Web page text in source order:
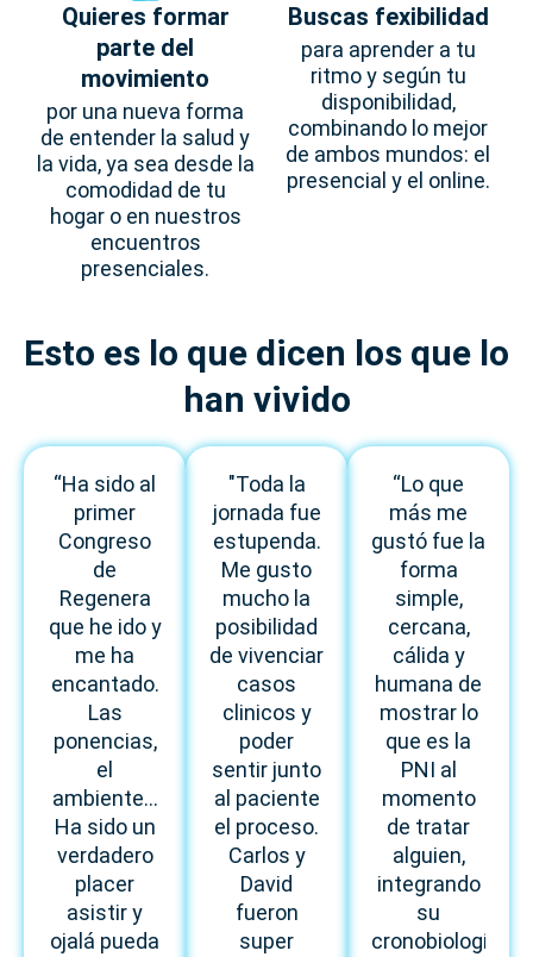
Quieres formar
parte del
movimiento
por una nueva forma
de entender la salud y
la vida, ya sea desde la
comodidad de tu
hogar o en nuestros
encuentros
presenciales.
Buscas fexibilidad
para aprender a tu
ritmo y según tu
disponibilidad,
combinando lo mejor
de ambos mundos: el
presencial y el online.
Esto es lo que dicen los que lo
han vivido
“Ha sido al
primer
Congreso
de
Regenera
que he ido y
me ha
encantado.
Las
ponencias,
el
ambiente...
Ha sido un
verdadero
placer
asistir y
ojalá pueda
"Toda la
jornada fue
estupenda.
Me gusto
mucho la
posibilidad
de vivenciar
casos
clinicos y
poder
sentir junto
al paciente
el proceso.
Carlos y
David
fueron
super
“Lo que
más me
gustó fue la
forma
simple,
cercana,
cálida y
humana de
mostrar lo
que es la
PNI al
momento
de tratar
alguien,
integrando
su
cronobiología